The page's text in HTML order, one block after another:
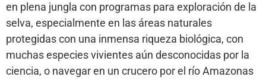
en plena jungla con programas para exploración de la
selva, especialmente en las áreas naturales
protegidas con una inmensa riqueza biológica, con
muchas especies vivientes aún desconocidas por la
ciencia, o navegar en un crucero por el río Amazonas